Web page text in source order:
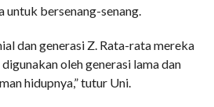
bersenang-senang.
dan generasi Z. Rata-rata mereka
oleh generasi lama dan
hidupnya,” tutur Uni.